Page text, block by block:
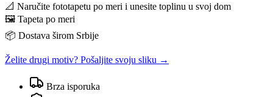
📐 Naručite fototapetu po meri i unesite toplinu u svoj dom
🖼️ Tapeta po meri
📦 Dostava širom Srbije
Želite drugi motiv? Pošaljite svoju sliku →
Brza isporuka